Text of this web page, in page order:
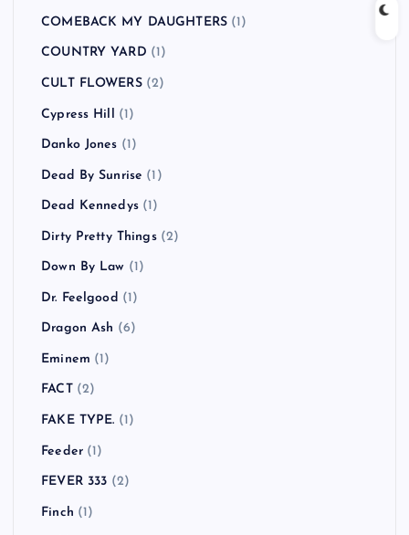
COMEBACK MY DAUGHTERS (1)
COUNTRY YARD (1)
CULT FLOWERS(2)
Cypress Hill (1)
Danko Jones (1)
Dead By Sunrise (1)
Dead Kennedys(1)
Dirty Pretty Things(2)
Down By Law (1)
Dr. Feelgood (1)
Dragon Ash (6)
Eminem (1)
FACT(2)
FAKE TYPE. (1)
Feeder(1)
FEVER 333 (2)
Finch (1)